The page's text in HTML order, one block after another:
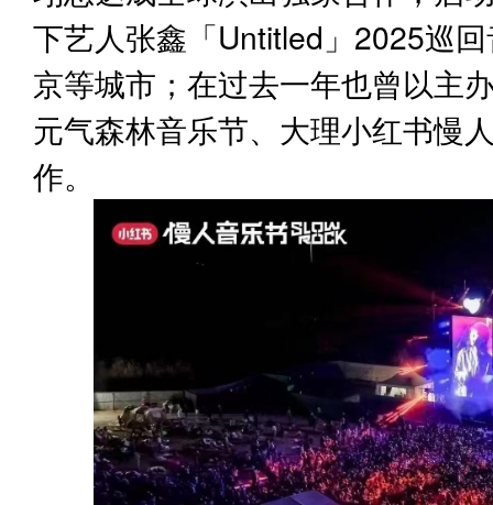
下艺人张鑫「Untitled」2025巡
京等城市；在过去一年也曾以主
元气森林音乐节、大理小红书慢
作。